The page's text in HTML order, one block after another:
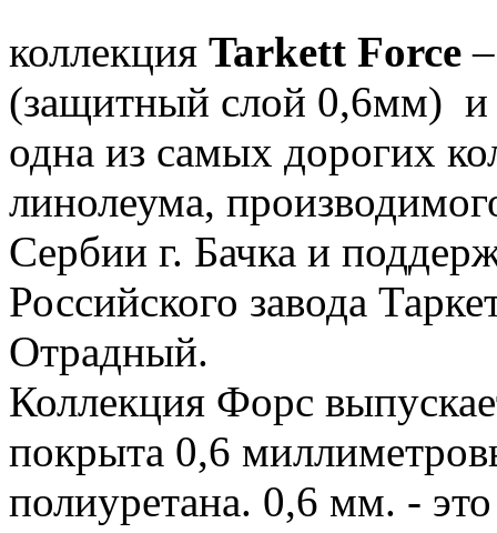
коллекция Tarkett Force
(защитный слой 0,6мм) и
одна из самых дорогих
линолеума,
Сербии г. Бачка и
Российского завода
Отрадный.
Коллекция Форс
покрыта 0,6
полиуретана. 0,6 мм. -